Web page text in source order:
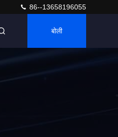
86--13658196055
बोली